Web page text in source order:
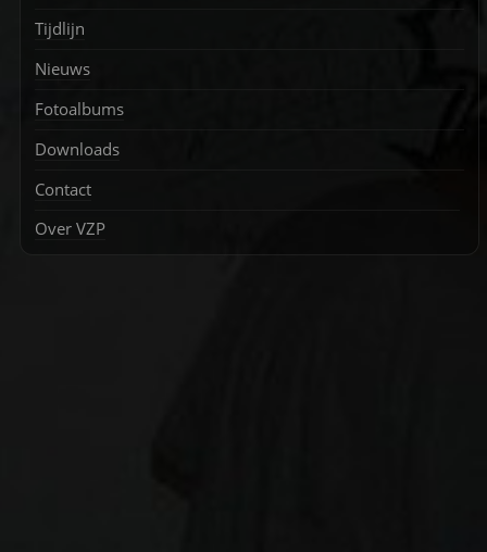
Tijdlijn
Nieuws
Fotoalbums
Downloads
Contact
Over VZP